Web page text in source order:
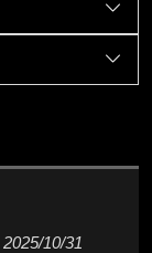
2025/10/31